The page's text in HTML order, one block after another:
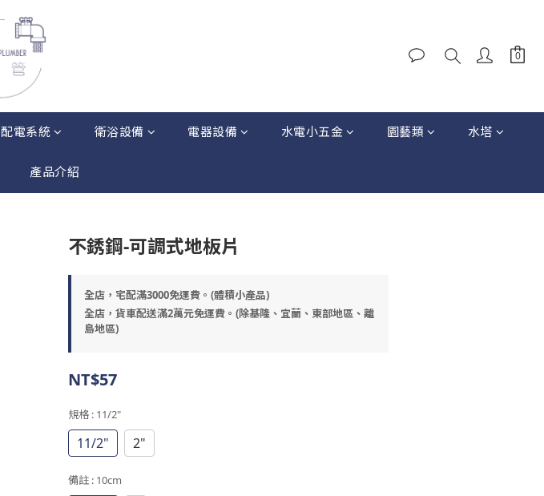
配電系統 衛浴設備 電器設備 水電小五金 園藝類 水塔
產品介紹
不銹鋼-可調式地板片
全店，宅配滿3000免運費。(體積小產品)
全店，貨車配送滿2萬元免運費。(除基隆、宜蘭、東部地區、離
島地區)
NT$57
規格 : 11/2"
11/2" 2"
備註 : 10cm